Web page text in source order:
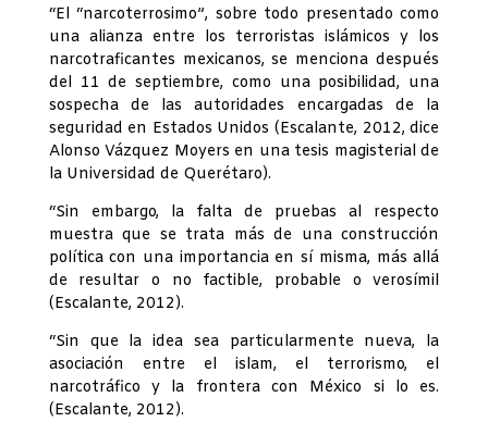
“El “narcoterrosimo”, sobre todo presentado como
una alianza entre los terroristas islámicos y los
narcotraficantes mexicanos, se menciona después
del 11 de septiembre, como una posibilidad, una
sospecha de las autoridades encargadas de la
seguridad en Estados Unidos (Escalante, 2012, dice
Alonso Vázquez Moyers en una tesis magisterial de
la Universidad de Querétaro).
“Sin embargo, la falta de pruebas al respecto
muestra que se trata más de una construcción
política con una importancia en sí misma, más allá
de resultar o no factible, probable o verosímil
(Escalante, 2012).
“Sin que la idea sea particularmente nueva, la
asociación entre el islam, el terrorismo, el
narcotráfico y la frontera con México si lo es.
(Escalante, 2012).